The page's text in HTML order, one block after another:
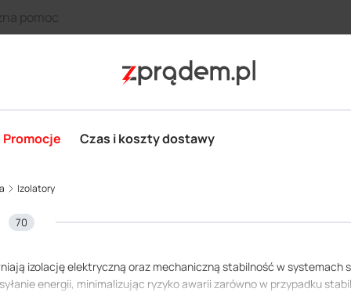
pomoc
Promocje Czas i koszty dostawy
Izolatory
70
izolację elektryczną oraz mechaniczną stabilność w systemach
energii, minimalizując ryzyko awarii zarówno w przypadku